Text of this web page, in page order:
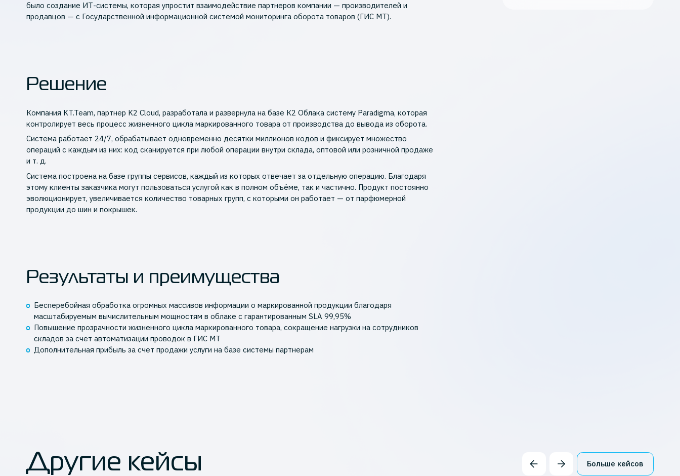
было создание ИТ-системы, которая упростит взаимодействие партнеров компании — производителей и
продавцов — с Государственной информационной системой мониторинга оборота товаров (ГИС МТ).
Решение
Компания KT.Team, партнер K2 Cloud, разработала и развернула на базе К2 Облака систему Paradigma, которая
контролирует весь процесс жизненного цикла маркированного товара от производства до вывода из оборота.
Система работает 24/7, обрабатывает одновременно десятки миллионов кодов и фиксирует множество
операций с каждым из них: код сканируется при любой операции внутри склада, оптовой или розничной продаже
и т. д.
Система построена на базе группы сервисов, каждый из которых отвечает за отдельную операцию. Благодаря
этому клиенты заказчика могут пользоваться услугой как в полном объёме, так и частично. Продукт постоянно
эволюционирует, увеличивается количество товарных групп, с которыми он работает — от парфюмерной
продукции до шин и покрышек.
Результаты и преимущества
Бесперебойная обработка огромных массивов информации о маркированной продукции благодаря
масштабируемым вычислительным мощностям в облаке с гарантированным SLA 99,95%
Повышение прозрачности жизненного цикла маркированного товара, сокращение нагрузки на сотрудников
складов за счет автоматизации проводок в ГИС МТ
Дополнительная прибыль за счет продажи услуги на базе системы партнерам
Другие кейсы Больше кейсов